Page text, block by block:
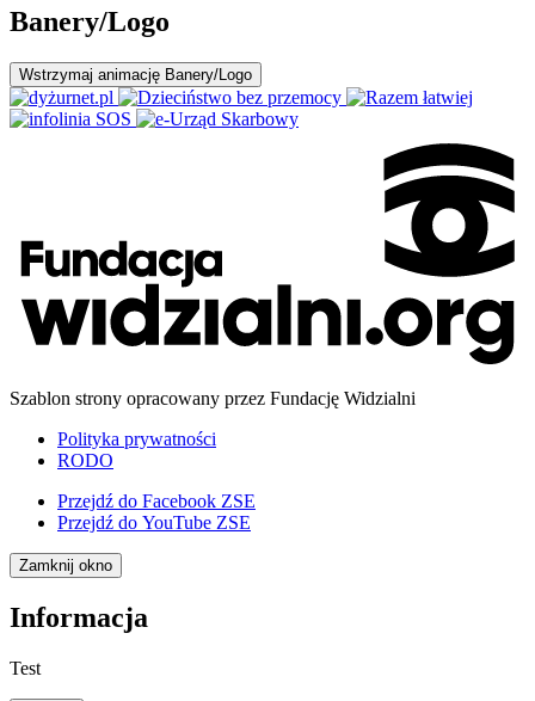
Banery/Logo
Wstrzymaj animację Banery/Logo
Szablon strony opracowany przez Fundację Widzialni
Polityka prywatności
RODO
Przejdź do Facebook ZSE
Przejdź do YouTube ZSE
Zamknij okno
Informacja
Test